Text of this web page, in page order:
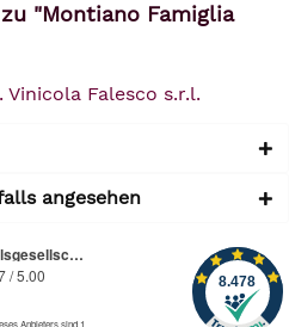
"Montiano Famiglia
Falesco s.r.l.
angesehen